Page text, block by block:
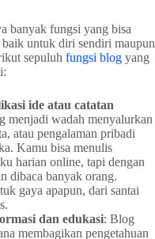
banyak fungsi yang bisa
untuk diri sendiri maupun
sepuluh fungsi blog yang
ide atau catatan
menjadi wadah menyalurkan
atau pengalaman pribadi
Kamu bisa menulis
harian online, tapi dengan
dibaca banyak orang.
gaya apapun, dari santai
dan edukasi: Blog
membagikan pengetahuan